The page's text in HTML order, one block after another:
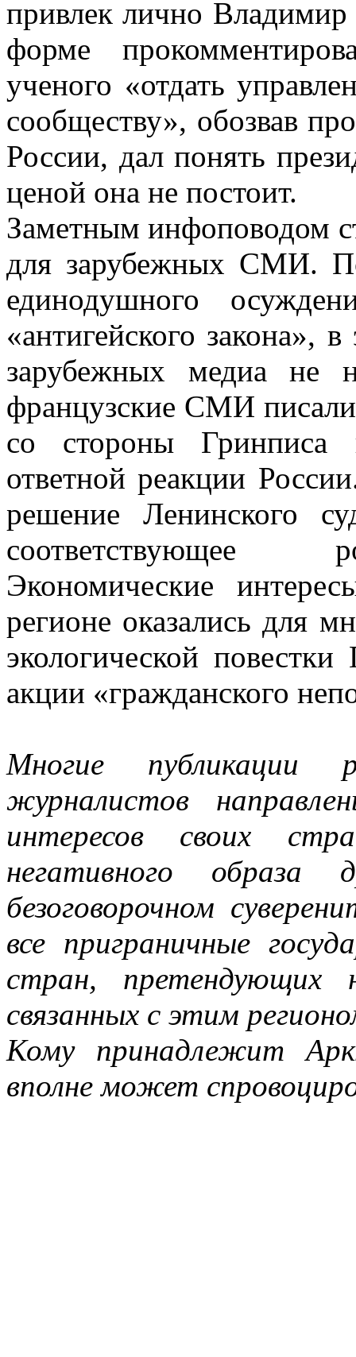
привлек лично
форме
ученого «отдать
сообществу», обозвав
России, дал понять
ценой она не постоит.
Заметным инфоповодом
для зарубежных СМИ.
единодушного
«антигейского закона»,
зарубежных медиа не
французские СМИ
со стороны Гринписа
ответной реакции
решение Ленинского
соответствующее
Экономические
регионе оказались для
экологической
акции «гражданского
Многие публикации
журналистов
интересов своих
негативного образа
безоговорочном
все приграничные
стран, претендующих
связанных с этим
Кому принадлежит
вполне может